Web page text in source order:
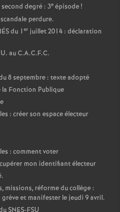
degré : 3e épisode!
perdure.
du 1 er juillet 2014 : déclaration
au C.A.C.F.C.
8 septembre : texte adopté
la Fonction Publique
: créer son espace électeur
: comment voter
mon identifiant électeur
missions, réforme du collège :
et manifester le jeudi 9 avril.